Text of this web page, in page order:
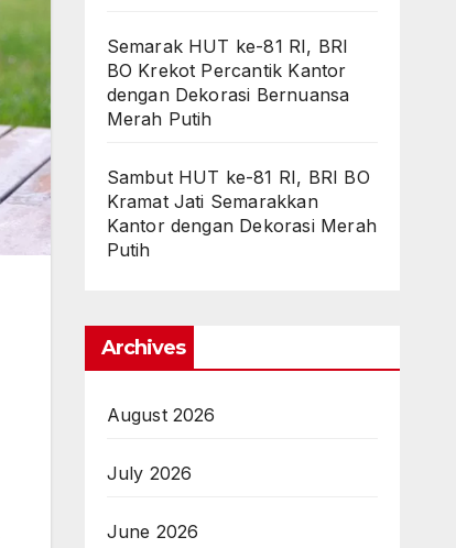
Semarak HUT ke-81 RI, BRI
BO Krekot Percantik Kantor
dengan Dekorasi Bernuansa
Merah Putih
Sambut HUT ke-81 RI, BRI BO
Kramat Jati Semarakkan
Kantor dengan Dekorasi Merah
Putih
Archives
August 2026
July 2026
June 2026